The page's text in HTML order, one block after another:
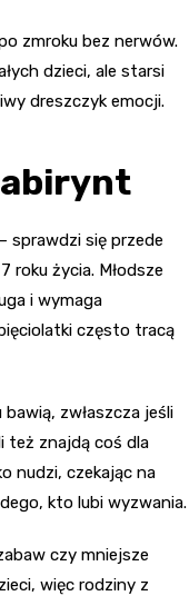
zmroku bez nerwów.
dzieci, ale starsi
dreszczyk emocji.
sprawdzi się przede
roku życia. Młodsze
i wymaga
często tracą
zwłaszcza jeśli
też znajdą coś dla
nudzi, czekając na
kto lubi wyzwania.
czy mniejsze
więc rodziny z